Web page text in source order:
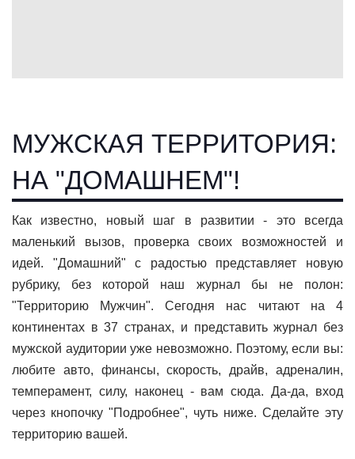
МУЖСКАЯ ТЕРРИТОРИЯ:
НА "ДОМАШНЕМ"!
Как известно, новый шаг в развитии - это всегда
маленький вызов, проверка своих возможностей и
идей. "Домашний" с радостью представляет новую
рубрику, без которой наш журнал бы не полон:
"Территорию Мужчин". Сегодня нас читают на 4
континентах в 37 странах, и представить журнал без
мужской аудитории уже невозможно. Поэтому, если вы:
любите авто, финансы, скорость, драйв, адреналин,
темперамент, силу, наконец - вам сюда. Да-да, вход
через кнопочку "Подробнее", чуть ниже. Сделайте эту
территорию вашей.